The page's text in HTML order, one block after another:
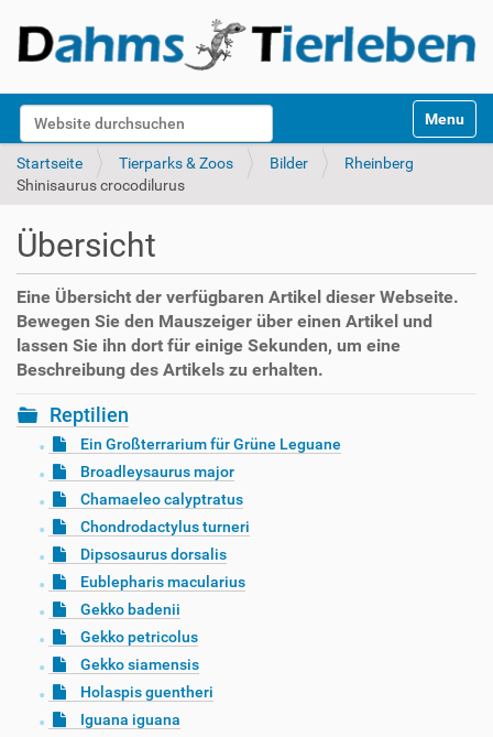
Website durchsuchen
k
Toggle
Startseite Tierparks & Zoos Bilder
Rheinberg
Shinisaurus crocodilurus
Übersicht
Eine Übersicht der verfügbaren Artikel dieser Webseite.
Bewegen Sie den Mauszeiger über einen Artikel und
lassen Sie ihn dort für einige Sekunden, um eine
Beschreibung des Artikels zu erhalten.
Reptilien
Ein Großterrarium für Grüne Leguane
Broadleysaurus major
Chamaeleo calyptratus
Chondrodactylus turneri
Dipsosaurus dorsalis
Eublepharis macularius
Gekko badenii
Gekko petricolus
Gekko siamensis
Holaspis guentheri
Iguana iguana